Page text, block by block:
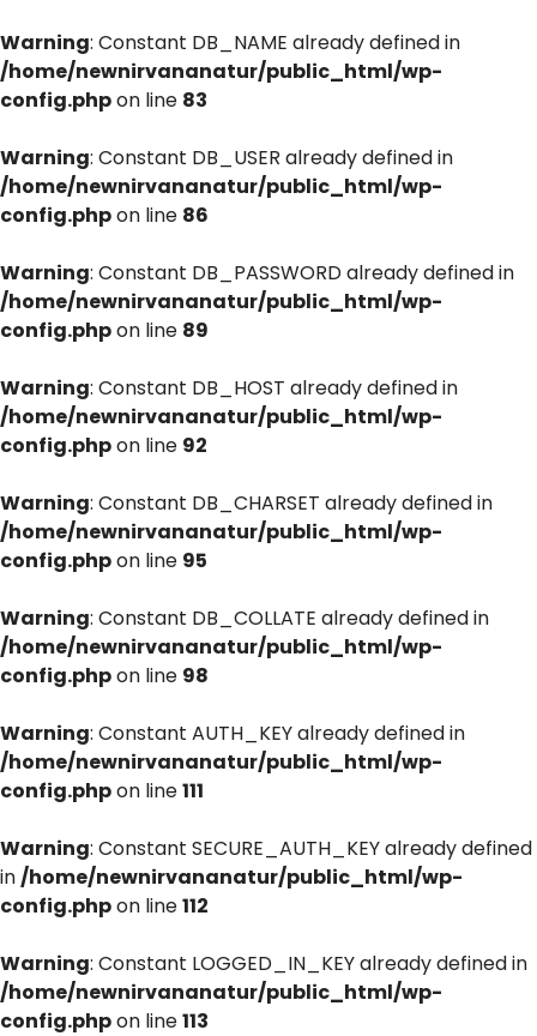
Warning: Constant DB_NAME already defined in
/home/newnirvananatur/public_html/wp-
config.phpon line 83
Warning: Constant DB_USER already defined in
/home/newnirvananatur/public_html/wp-
config.phpon line 86
Warning: Constant DB_PASSWORD already defined in
/home/newnirvananatur/public_html/wp-
config.phpon line 89
Warning: Constant DB_HOST already defined in
/home/newnirvananatur/public_html/wp-
config.phpon line 92
Warning: Constant DB_CHARSET already defined in
/home/newnirvananatur/public_html/wp-
config.phpon line 95
Warning: Constant DB_COLLATE already defined in
/home/newnirvananatur/public_html/wp-
config.phpon line 98
Warning: Constant AUTH_KEY already defined in
/home/newnirvananatur/public_html/wp-
config.phpon line111
Warning: Constant SECURE_AUTH_KEY already defined
in/home/newnirvananatur/public_html/wp-
config.phpon line112
Warning: Constant LOGGED_IN_KEY already defined in
/home/newnirvananatur/public_html/wp-
config.phpon line113